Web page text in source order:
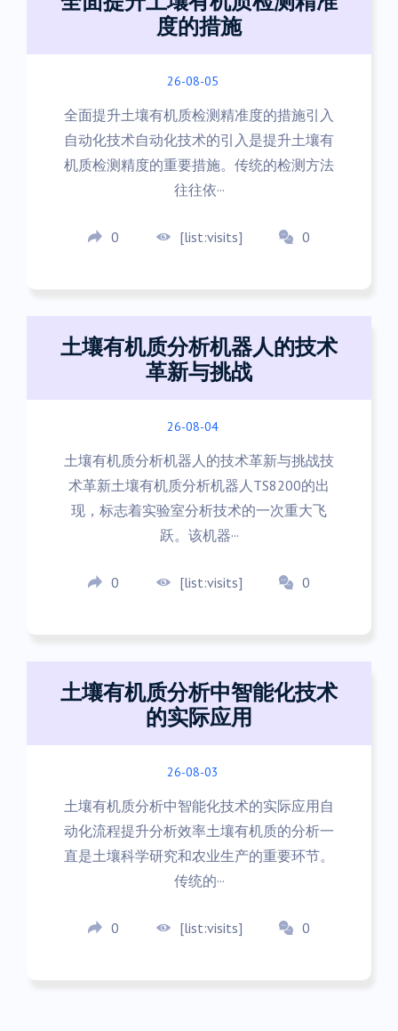
度的措施
26-08-05
全面提升土壤有机质检测精准度的措施引入
自动化技术自动化技术的引入是提升土壤有
机质检测精度的重要措施。传统的检测方法
往往依···
0 [list:visits] 0
土壤有机质分析机器人的技术
革新与挑战
26-08-04
土壤有机质分析机器人的技术革新与挑战技
术革新土壤有机质分析机器人TS8200的出
现，标志着实验室分析技术的一次重大飞
跃。该机器···
0 [list:visits] 0
土壤有机质分析中智能化技术
的实际应用
26-08-03
土壤有机质分析中智能化技术的实际应用自
动化流程提升分析效率土壤有机质的分析一
直是土壤科学研究和农业生产的重要环节。
传统的···
0 [list:visits] 0